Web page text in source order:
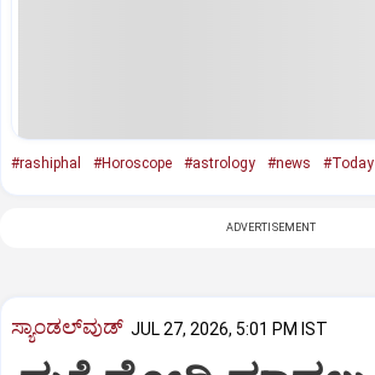
#rashiphal #Horoscope #astrology #news #Today
ADVERTISEMENT
ಸ್ಯಾಂಡಲ್‌ವುಡ್‌ JUL 27, 2026, 5:01 PM IST